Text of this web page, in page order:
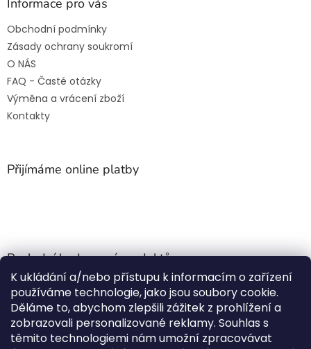
K ukládání a/nebo přístupu k informacím o zařízení
používáme technologie, jako jsou soubory cookie.
Děláme to, abychom zlepšili zážitek z prohlížení a
zobrazovali personalizované reklamy. Souhlas s
těmito technologiemi nám umožní zpracovávat
Informace pro vás
Obchodní podmínky
Zásady ochrany soukromí
O NÁS
FAQ - Časté otázky
Výměna a vrácení zboží
Kontakty
Přijímáme online platby
Poslední hodnocení produktů
Jehla do nádrže k nezávislému topení
Hodnocení produktu je 5 z 5 hvězdiček.
| Martin Nevrlý
ano